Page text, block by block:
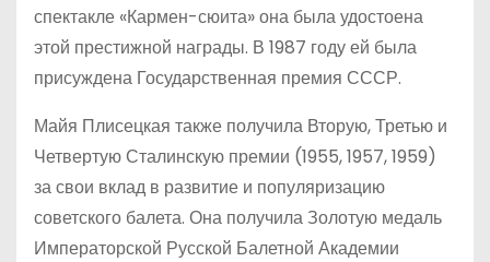
спектакле «Кармен-сюита» она была удостоена
этой престижной награды. В 1987 году ей была
присуждена Государственная премия СССР.
Майя Плисецкая также получила Вторую, Третью и
Четвертую Сталинскую премии (1955, 1957, 1959)
за свои вклад в развитие и популяризацию
советского балета. Она получила Золотую медаль
Императорской Русской Балетной Академии